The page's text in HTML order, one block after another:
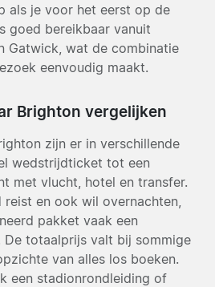
als je voor het eerst op de
goed bereikbaar vanuit
Gatwick, wat de combinatie
eenvoudig maakt.
Brighton vergelijken
zijn er in verschillende
wedstrijdticket tot een
met vlucht, hotel en transfer.
en ook wil overnachten,
pakket vaak een
De totaalprijs valt bij sommige
van alles los boeken.
een stadionrondleiding of